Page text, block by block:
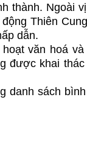
thành. Ngoài
động Thiên
dẫn.
văn hoá
được khai
danh sách